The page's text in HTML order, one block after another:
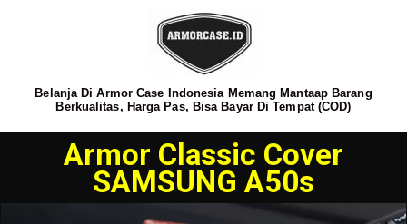
Belanja Di Armor Case Indonesia Memang Mantaap Barang
Berkualitas, Harga Pas, Bisa Bayar Di Tempat (COD)
Armor Classic Cover
SAMSUNG A50s